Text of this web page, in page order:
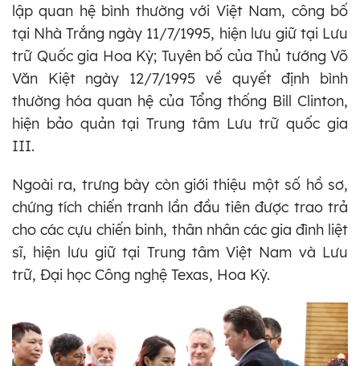
lập quan hệ bình thường với Việt Nam, công bố
tại Nhà Trắng ngày 11/7/1995, hiện lưu giữ tại Lưu
trữ Quốc gia Hoa Kỳ; Tuyên bố của Thủ tướng Võ
Văn Kiệt ngày 12/7/1995 về quyết định bình
thường hóa quan hệ của Tổng thống Bill Clinton,
hiện bảo quản tại Trung tâm Lưu trữ quốc gia
III.
Ngoài ra, trưng bày còn giới thiệu một số hồ sơ,
chứng tích chiến tranh lần đầu tiên được trao trả
cho các cựu chiến binh, thân nhân các gia đình liệt
sĩ, hiện lưu giữ tại Trung tâm Việt Nam và Lưu
trữ, Đại học Công nghệ Texas, Hoa Kỳ.